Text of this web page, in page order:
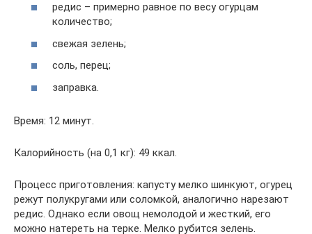
редис – примерно равное по весу огурцам
количество;
свежая зелень;
соль, перец;
заправка.
Время: 12 минут.
Калорийность (на 0,1 кг): 49 ккал.
Процесс приготовления: капусту мелко шинкуют, огурец
режут полукругами или соломкой, аналогично нарезают
редис. Однако если овощ немолодой и жесткий, его
можно натереть на терке. Мелко рубится зелень.